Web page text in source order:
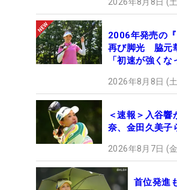
2006年発売の
再び脚光 脇元
「初速が強くな
2026年8月8日 (
＜速報＞入谷
奈、金田久美子
2026年8月7日 (
首位発進